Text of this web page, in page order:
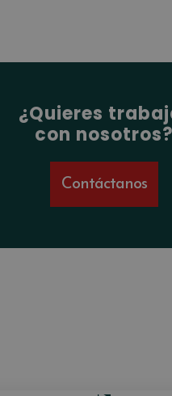
¿Quieres
con nosotros?
Contáctanos